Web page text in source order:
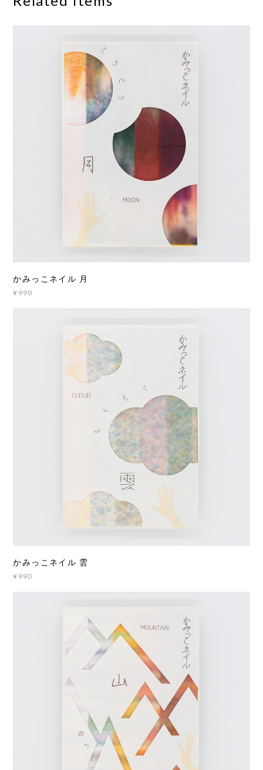
かみっこネイル 月
¥990
かみっこネイル 雲
¥990